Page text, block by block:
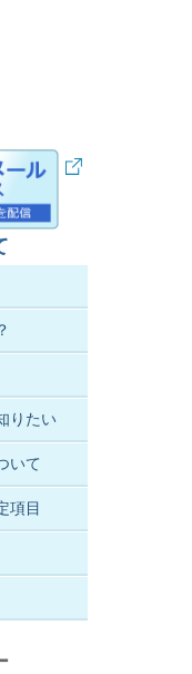
りたい
いて
項目